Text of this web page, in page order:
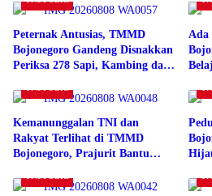
Peternak Antusias, TMMD
Bojonegoro Gandeng Disnakkan
Periksa 278 Sapi, Kambing dan
Ada
Kemanunggalan TNI dan
Rakyat Terlihat di TMMD
Bojonegoro, Prajurit Bantu